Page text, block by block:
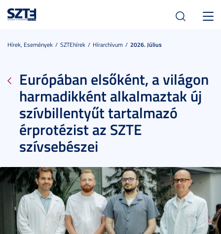
Hírek, Események SZTEhírek Hírarchívum 2026. Július
Európában elsőként, a világon
harmadikként alkalmaztak új
szívbillentyűt tartalmazó
érprotézist az SZTE
szívsebészei